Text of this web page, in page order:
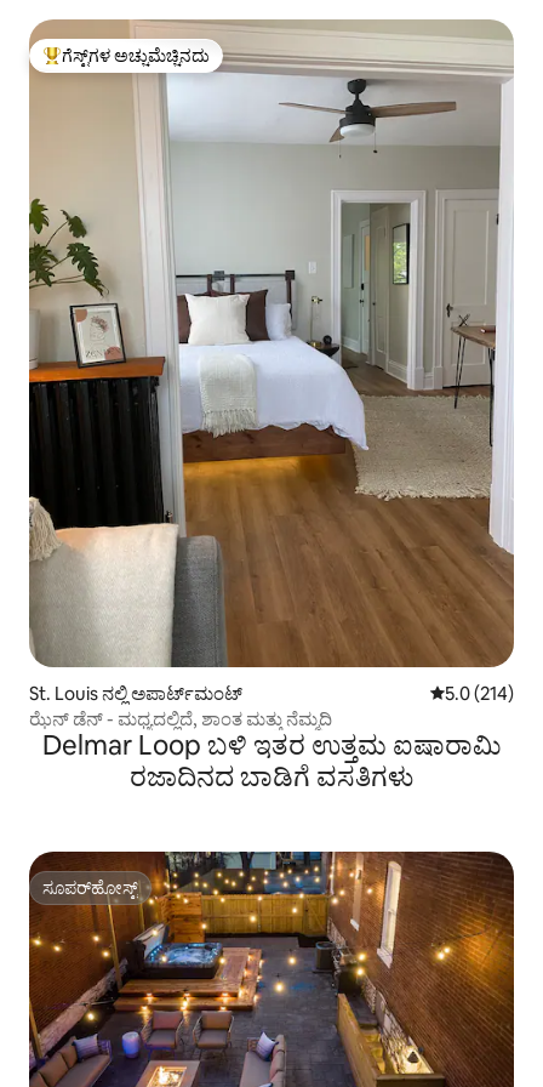
ಗೆಸ್ಟ್‌ಗಳಿಗೆ ಅತಿ ಹೆಚ್ಚು ಅಚ್ಚುಮೆಚ್ಚಿನದು
ಗೆಸ್ಟ್‌ಗಳ ಅಚ್ಚುಮೆಚ್ಚಿನದು
St. Louis ನಲ್ಲಿ ಅಪಾರ್ಟ್‌ಮಂಟ್ 5 ರಲ್ಲಿ 5.0
5.0 (214)
ಝೆನ್ ಡೆನ್ - ಮಧ್ಯದಲ್ಲಿದೆ, ಶಾಂತ ಮತ್ತು ನೆಮ್ಮದಿ
Delmar Loop ಬಳಿ ಇತರ ಉತ್ತಮ ಐಷಾರಾಮಿ
ರಜಾದಿನದ ಬಾಡಿಗೆ ವಸತಿಗಳು
ಸೂಪರ್‌ಹೋಸ್ಟ್
ಸೂಪರ್‌ಹೋಸ್ಟ್